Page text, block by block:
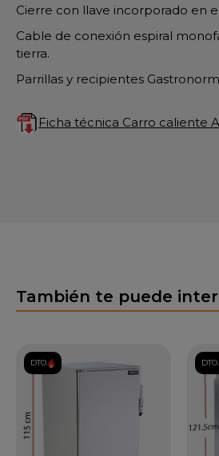
Cierre con llave incorporado en
Cable de conexión espiral
tierra.
Parrillas y recipientes
Ficha técnica Carro caliente
También te puede
DTO. DTO.